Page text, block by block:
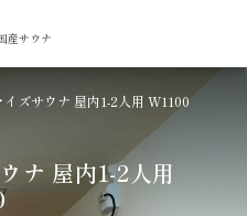
産サウナ
ズサウナ 屋内1-2人用 W1100